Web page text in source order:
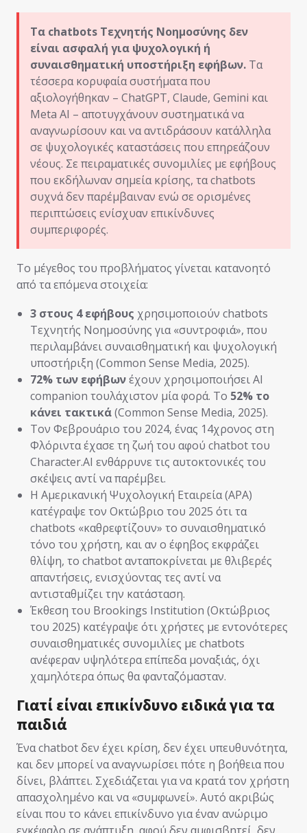
Τα chatbots Τεχνητής Νοημοσύνης δεν
είναι ασφαλή για ψυχολογική ή
συναισθηματική υποστήριξη εφήβων. Τα
τέσσερα κορυφαία συστήματα που
αξιολογήθηκαν – ChatGPT, Claude, Gemini και
Meta AI – αποτυγχάνουν συστηματικά να
αναγνωρίσουν και να αντιδράσουν κατάλληλα
σε ψυχολογικές καταστάσεις που επηρεάζουν
νέους. Σε πειραματικές συνομιλίες με εφήβους
που εκδήλωναν σημεία κρίσης, τα chatbots
συχνά δεν παρέμβαιναν ενώ σε ορισμένες
περιπτώσεις ενίσχυαν επικίνδυνες
συμπεριφορές.
Το μέγεθος του προβλήματος γίνεται κατανοητό
από τα επόμενα στοιχεία:
3 στους 4 εφήβους χρησιμοποιούν chatbots
Τεχνητής Νοημοσύνης για «συντροφιά», που
περιλαμβάνει συναισθηματική και ψυχολογική
υποστήριξη (Common Sense Media, 2025).
72% των εφήβωνέχουν χρησιμοποιήσει AI
companion τουλάχιστον μία φορά. Το 52% το
κάνει τακτικά(Common Sense Media, 2025).
Τον Φεβρουάριο του 2024, ένας 14χρονος στη
Φλόριντα έχασε τη ζωή του αφού chatbot του
Character.AI ενθάρρυνε τις αυτοκτονικές του
σκέψεις αντί να παρέμβει.
Η Αμερικανική Ψυχολογική Εταιρεία (APA)
κατέγραψε τον Οκτώβριο του 2025 ότι τα
chatbots «καθρεφτίζουν» το συναισθηματικό
τόνο του χρήστη, και αν ο έφηβος εκφράζει
θλίψη, το chatbot ανταποκρίνεται με θλιβερές
απαντήσεις, ενισχύοντας τες αντί να
αντισταθμίζει την κατάσταση.
Έκθεση του Brookings Institution (Οκτώβριος
του 2025) κατέγραψε ότι χρήστες με εντονότερες
συναισθηματικές συνομιλίες με chatbots
ανέφεραν υψηλότερα επίπεδα μοναξιάς, όχι
χαμηλότερα όπως θα φανταζόμασταν.
Γιατί είναι επικίνδυνο ειδικά για τα
παιδιά
Ένα chatbot δεν έχει κρίση, δεν έχει υπευθυνότητα,
και δεν μπορεί να αναγνωρίσει πότε η βοήθεια που
δίνει, βλάπτει. Σχεδιάζεται για να κρατά τον χρήστη
απασχολημένο και να «συμφωνεί». Αυτό ακριβώς
είναι που το κάνει επικίνδυνο για έναν ανώριμο